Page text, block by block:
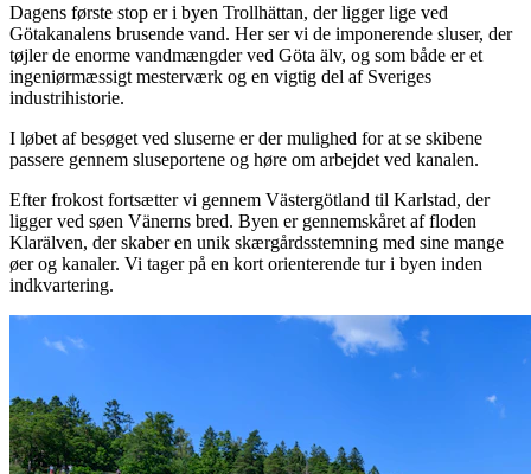
Dagens første stop er i byen Trollhättan, der ligger lige ved
Götakanalens brusende vand. Her ser vi de imponerende sluser, der
tøjler de enorme vandmængder ved Göta älv, og som både er et
ingeniørmæssigt mesterværk og en vigtig del af Sveriges
industrihistorie.
I løbet af besøget ved sluserne er der mulighed for at se skibene
passere gennem sluseportene og høre om arbejdet ved kanalen.
Efter frokost fortsætter vi gennem Västergötland til Karlstad, der
ligger ved søen Vänerns bred. Byen er gennemskåret af floden
Klarälven, der skaber en unik skærgårdsstemning med sine mange
øer og kanaler. Vi tager på en kort orienterende tur i byen inden
indkvartering.